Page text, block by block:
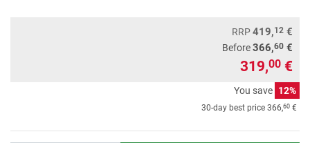
RRP419,12 €
Before366,60 €
319,00 €
You save 12%
30-day best price 366,60 €